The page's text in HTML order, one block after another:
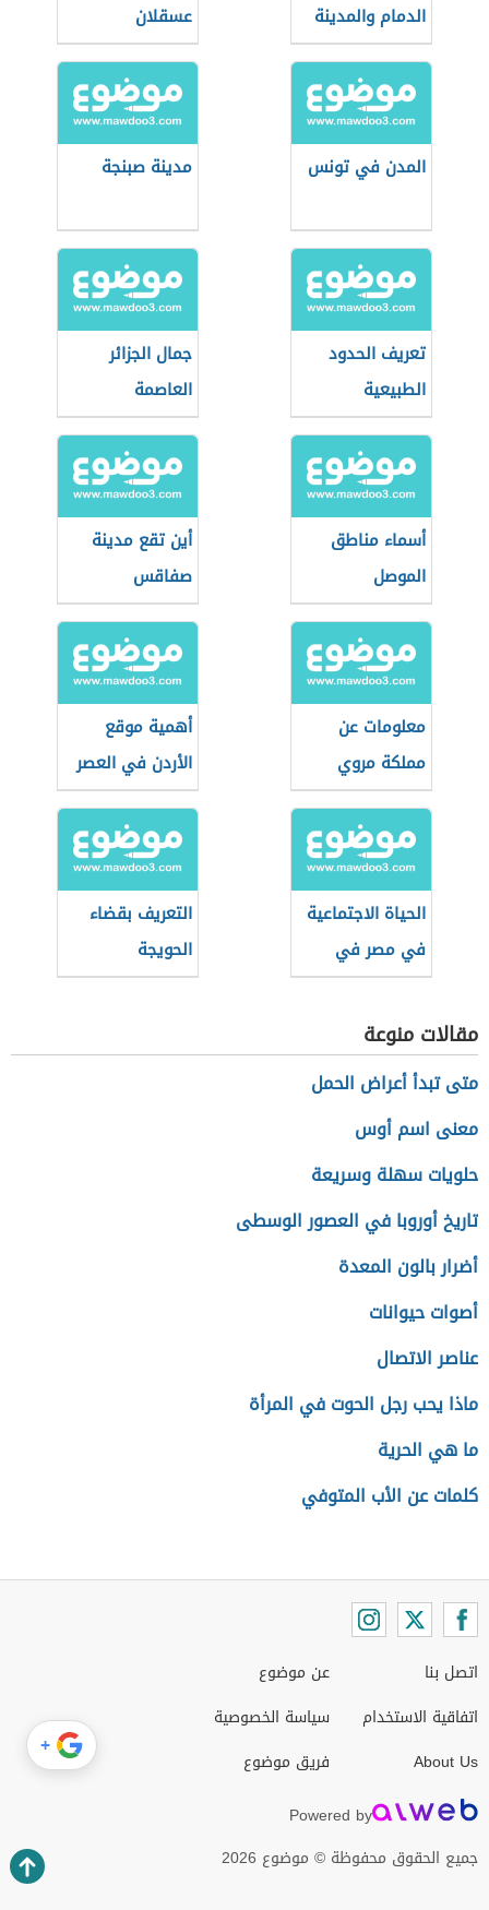
الدمام والمدينة
عسقلان
المدن في تونس مدينة صبنجة
تعريف الحدود
الطبيعية
جمال الجزائر
العاصمة
أسماء مناطق
الموصل
أين تقع مدينة
صفاقس
معلومات عن
مملكة مروي
أهمية موقع
الأردن في العصر
المملوكي
الحياة الاجتماعية
في مصر في
العصر العثماني
التعريف بقضاء
الحويجة
مقالات منوعة
متى تبدأ أعراض الحمل
معنى اسم أوس
حلويات سهلة وسريعة
تاريخ أوروبا في العصور الوسطى
أضرار بالون المعدة
أصوات حيوانات
عناصر الاتصال
ماذا يحب رجل الحوت في المرأة
ما هي الحرية
كلمات عن الأب المتوفي
اتصل بنا
اتفاقية الاستخدام
About Us
عن موضوع
سياسة الخصوصية
فريق موضوع
Powered by
جميع الحقوق محفوظة © موضوع 2026
+